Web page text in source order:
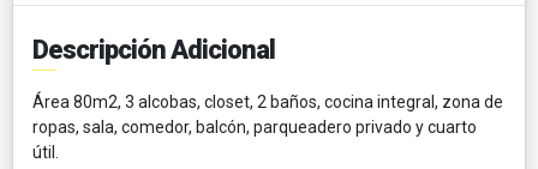
Descripción Adicional
Área 80m2, 3 alcobas, closet, 2 baños, cocina integral, zona de
ropas, sala, comedor, balcón, parqueadero privado y cuarto
útil.